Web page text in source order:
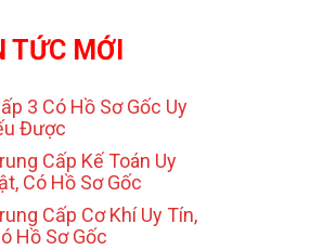
TỨC MỚI
3 Có Hồ Sơ Gốc Uy
Được
Cấp Kế Toán Uy
Có Hồ Sơ Gốc
Cấp Cơ Khí Uy Tín,
Hồ Sơ Gốc